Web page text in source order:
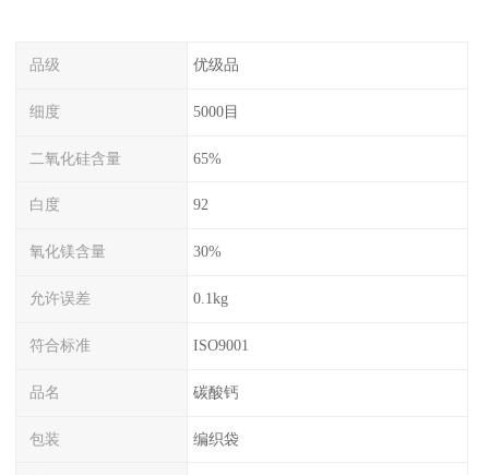
品级 优级品
细度 5000目
二氧化硅含量 65%
白度 92
氧化镁含量 30%
允许误差 0.1kg
符合标准 ISO9001
品名 碳酸钙
包装 编织袋